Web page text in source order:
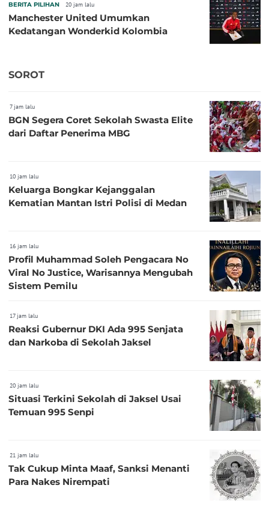
BERITA PILIHAN 20 jam lalu
Manchester United Umumkan
Kedatangan Wonderkid Kolombia
SOROT
7 jam lalu
BGN Segera Coret Sekolah Swasta Elite
dari Daftar Penerima MBG
10 jam lalu
Keluarga Bongkar Kejanggalan
Kematian Mantan Istri Polisi di Medan
16 jam lalu
Profil Muhammad Soleh Pengacara No
Viral No Justice, Warisannya Mengubah
Sistem Pemilu
17 jam lalu
Reaksi Gubernur DKI Ada 995 Senjata
dan Narkoba di Sekolah Jaksel
20 jam lalu
Situasi Terkini Sekolah di Jaksel Usai
Temuan 995 Senpi
21 jam lalu
Tak Cukup Minta Maaf, Sanksi Menanti
Para Nakes Nirempati